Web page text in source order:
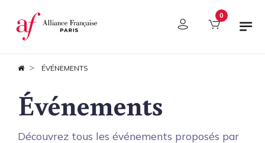
Panneau de gestion des cookies 0
ÉVÉNEMENTS
Événements
Découvrez tous les événements proposés par